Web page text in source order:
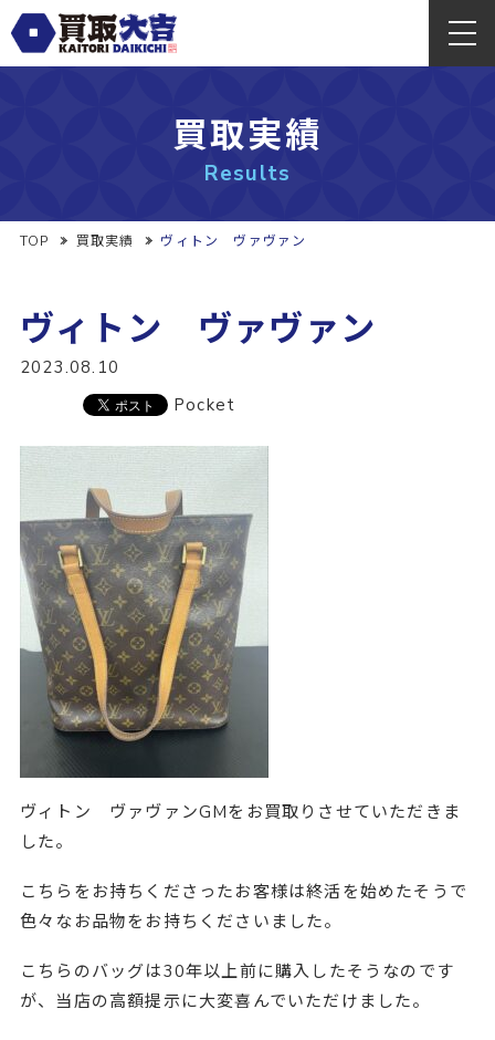
買取実績
Results
TOP 買取実績 ヴィトン ヴァヴァン
ヴィトン ヴァヴァン
2023.08.10
Pocket
ヴィトン ヴァヴァンGMをお買取りさせていただきま
した。
こちらをお持ちくださったお客様は終活を始めたそうで
色々なお品物をお持ちくださいました。
こちらのバッグは30年以上前に購入したそうなのです
が、当店の高額提示に大変喜んでいただけました。